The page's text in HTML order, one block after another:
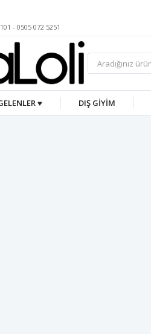
- 0505 072 5251
♥ DIŞ GİYİM